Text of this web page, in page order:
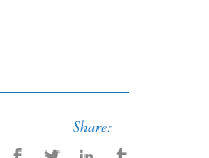
Share: